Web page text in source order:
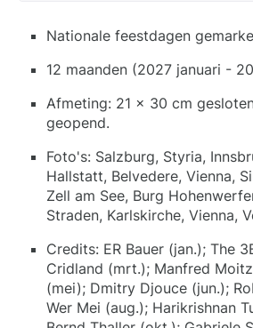
Nationale feestdagen
12 maanden (2027 januari -
Afmeting: 21 x 30 cm
geopend.
Foto's: Salzburg, Styria,
Hallstatt, Belvedere, Vienna,
Zell am See, Burg
Straden, Karlskirche, Vienna,
Credits: ER Bauer (jan.); The
Cridland (mrt.); Manfred
(mei); Dmitry Djouce (jun.);
Wer Mei (aug.); Harikrishnan